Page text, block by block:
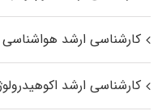
کارشناسی ارشد
کارشناسی ارشد